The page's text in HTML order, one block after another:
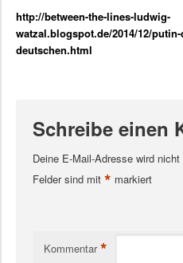
http://between-the-lines-ludwig-
watzal.blogspot.de/2014/12/
deutschen.html
Schreibe einen
Deine E-Mail-Adresse wird
Felder sind mit * markiert
Kommentar *